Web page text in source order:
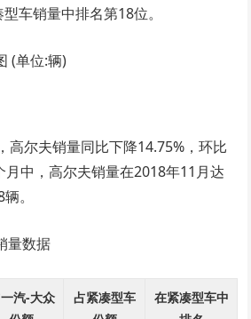
车销量中排名第18位。
(单位:辆)
尔夫销量同比下降14.75%，环比
月中，高尔夫销量在2018年11月达
。
量数据
汽-大众
占紧凑型车
在紧凑型车中